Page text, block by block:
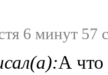
6 минут 57
А что